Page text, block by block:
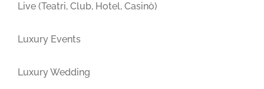
Live (Teatri, Club, Hotel, Casinò)
Luxury Events
Luxury Wedding